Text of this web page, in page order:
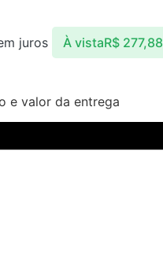
juros À vistaR$277,88
e valor da entrega